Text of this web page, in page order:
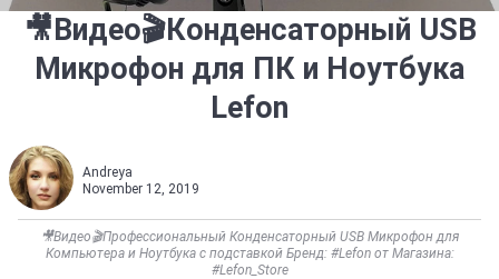
🎥Видео🎬Конденсаторный USB
Микрофон для ПК и Ноутбука
Lefon
Andreуa
November 12, 2019
🎥Видео🎬Профессиональный Конденсаторный USB Микрофон для
Компьютера и Ноутбука с подставкой Бренд: #Lefon от Магазина:
#Lefon_Store